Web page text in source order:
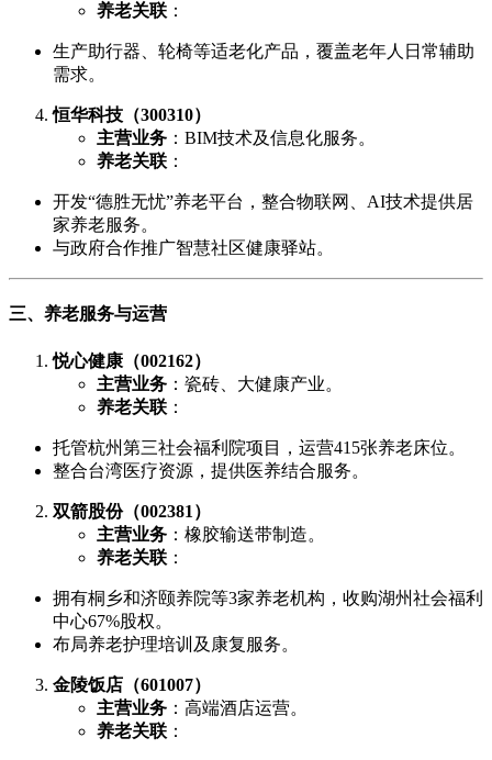
养老关联 ：
生产助行器、轮椅等适老化产品，覆盖老年人日常辅助
需求。
恒华科技（300310）
主营业务 ：BIM技术及信息化服务。
养老关联 ：
开发“德胜无忧”养老平台，整合物联网、AI技术提供居
家养老服务。
与政府合作推广智慧社区健康驿站。
三、养老服务与运营
悦心健康（002162）
主营业务 ：瓷砖、大健康产业。
养老关联 ：
托管杭州第三社会福利院项目，运营415张养老床位。
整合台湾医疗资源，提供医养结合服务。
双箭股份（002381）
主营业务 ：橡胶输送带制造。
养老关联 ：
拥有桐乡和济颐养院等3家养老机构，收购湖州社会福利
中心67%股权。
布局养老护理培训及康复服务。
金陵饭店（601007）
主营业务 ：高端酒店运营。
养老关联 ：